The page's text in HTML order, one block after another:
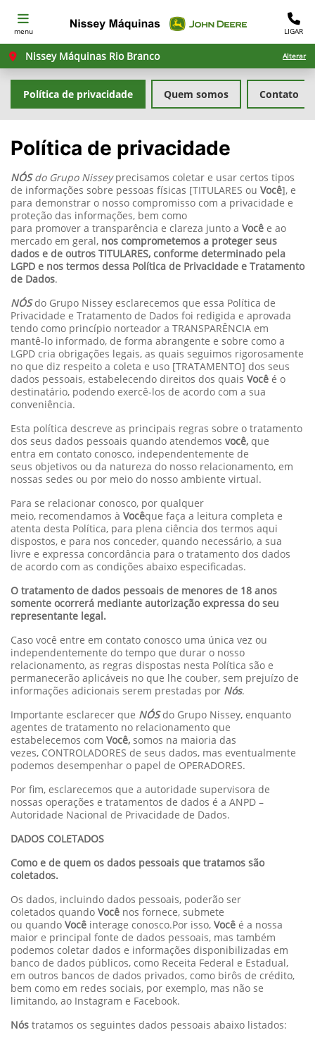
menu LIGAR
Nissey Máquinas Rio Branco Alterar
Quem somos Contato
Política de privacidade
Política de privacidade
NÓSdo Grupo Nisseyprecisamos coletar e usar certos tipos
de informações sobre pessoas físicas [TITULARES ou Você], e
para demonstrar o nosso compromisso com a privacidade e
proteção das informações, bem como
para promover a transparência e clareza junto a Você e ao
mercado em geral, nos comprometemos a proteger seus
dados e de outros TITULARES, conforme determinado pela
LGPD e nos termos dessa Política de Privacidade e Tratamento
de Dados.
NÓSdo Grupo Nissey esclarecemos que essa Política de
Privacidade e Tratamento de Dados foi redigida e aprovada
tendo como princípio norteador a TRANSPARÊNCIA em
mantê-lo informado, de forma abrangente e sobre como a
LGPD cria obrigações legais, as quais seguimos rigorosamente
no que diz respeito a coleta e uso [TRATAMENTO] dos seus
dados pessoais, estabelecendo direitos dos quais Você é o
destinatário, podendo exercê-los de acordo com a sua
conveniência.
Esta política descreve as principais regras sobre o tratamento
dos seus dados pessoais quando atendemos você, que
entra em contato conosco, independentemente de
seus objetivos ou da natureza do nosso relacionamento, em
nossas sedes ou por meio do nosso ambiente virtual.
Para se relacionar conosco, por qualquer
meio, recomendamos à Vocêque faça a leitura completa e
atenta desta Política, para plena ciência dos termos aqui
dispostos, e para nos conceder, quando necessário, a sua
livre e expressa concordância para o tratamento dos dados
de acordo com as condições abaixo especificadas.
O tratamento de dados pessoais de menores de 18 anos
somente ocorrerá mediante autorização expressa do seu
representante legal.
Caso você entre em contato conosco uma única vez ou
independentemente do tempo que durar o nosso
relacionamento, as regras dispostas nesta Política são e
permanecerão aplicáveis no que lhe couber, sem prejuízo de
informações adicionais serem prestadas por Nós.
Importante esclarecer que NÓSdo Grupo Nissey, enquanto
agentes de tratamento no relacionamento que
estabelecemos com Você, somos na maioria das
vezes, CONTROLADORES de seus dados, mas eventualmente
podemos desempenhar o papel de OPERADORES.
Por fim, esclarecemos que a autoridade supervisora de
nossas operações e tratamentos de dados é a ANPD –
Autoridade Nacional de Privacidade de Dados.
DADOS COLETADOS
Como e de quem os dados pessoais que tratamos são
coletados.
Os dados, incluindo dados pessoais, poderão ser
coletados quando Você nos fornece, submete
ou quando Você interage conosco.Por isso, Você é a nossa
maior e principal fonte de dados pessoais, mas também
podemos coletar dados e informações disponibilizadas em
banco de dados públicos, como Receita Federal e Estadual,
em outros bancos de dados privados, como birôs de crédito,
bem como em redes sociais, por exemplo, mas não se
limitando, ao Instagram e Facebook.
Nós tratamos os seguintes dados pessoais abaixo listados: